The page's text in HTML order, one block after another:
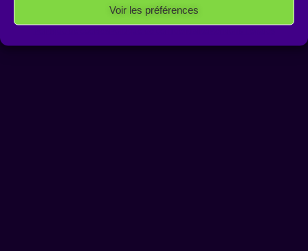
Voir les préférences